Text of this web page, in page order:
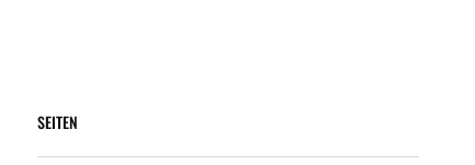
SEITEN